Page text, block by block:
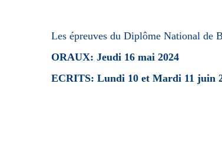
Les épreuves du Diplôme National de
ORAUX: Jeudi 16 mai 2024
ECRITS: Lundi 10 et Mardi 11 juin